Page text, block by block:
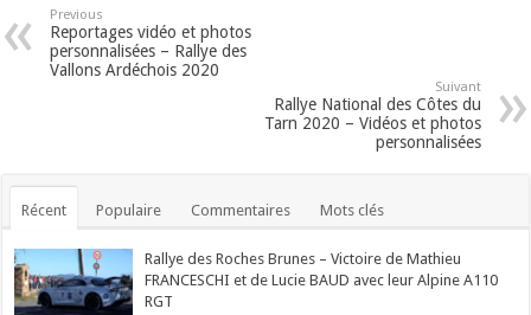
Previous
Reportages vidéo et photos
personnalisées – Rallye des
Vallons Ardéchois 2020
Suivant
Rallye National des Côtes du
Tarn 2020 – Vidéos et photos
personnalisées
Récent Populaire Commentaires Mots clés
Rallye des Roches Brunes – Victoire de Mathieu
FRANCESCHI et de Lucie BAUD avec leur Alpine A110
RGT